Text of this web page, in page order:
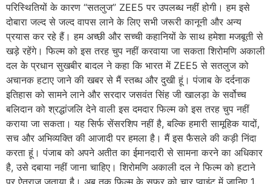
परिस्थितियों के कारण “सतलुज” ZEE5 पर उपलब्ध नहीं होगी। हम इसे
दोबारा जल्द से जल्द वापस लाने के लिए सभी जरूरी कानूनी और अन्य
प्रयास कर रहे हैं। हम अच्छी और सच्ची कहानियों के साथ हमेशा मजबूती से
खड़े रहेंगे। फिल्म को इस तरह चुप नहीं करवाया जा सकता शिरोमणि अकाली
दल के प्रधान सुखबीर बादल ने कहा कि भारत में ZEE5 से सतलुज को
अचानक हटाए जाने की खबर से मैं स्तब्ध और दुखी हूं। पंजाब के दर्दनाक
इतिहास को सामने लाने और सरदार जसवंत सिंह जी खालड़ा के सर्वोच्च
बलिदान को श्रद्धांजलि देने वाली इस दमदार फिल्म को इस तरह चुप नहीं
कराया जा सकता। यह सिर्फ सेंसरशिप नहीं है, बल्कि हमारी सामूहिक यादों,
सच और अभिव्यक्ति की आजादी पर हमला है। मैं इस फैसले की कड़ी निंदा
करता हूं। पंजाब को अपने अतीत का ईमानदारी से सामना करने का अधिकार
है, उसे दबाया नहीं जाना चाहिए। शिरोमणि अकाली दल ने फिल्म को हटाने